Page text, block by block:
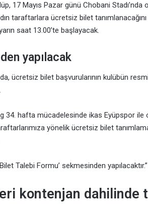
17 Mayıs Pazar günü Chobani
taraftarlara ücretsiz bilet tanımlanacağını
saat 13.00’te başlayacak.
yapılacak
ücretsiz bilet başvurularının kulübün
34. hafta mücadelesinde ikas Eyüpspor ile
yönelik ücretsiz bilet
Talebi Formu’ sekmesinden
kontenjan dahilinde